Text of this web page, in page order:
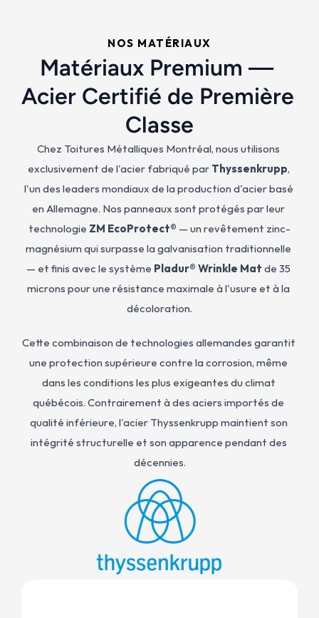
NOS MATÉRIAUX
Matériaux Premium —
Acier Certifié de Première
Classe
Chez Toitures Métalliques Montréal, nous utilisons
exclusivement de l'acier fabriqué par Thyssenkrupp,
l'un des leaders mondiaux de la production d'acier basé
en Allemagne. Nos panneaux sont protégés par leur
technologie ZM EcoProtect® — un revêtement zinc-
magnésium qui surpasse la galvanisation traditionnelle
— et finis avec le système Pladur® Wrinkle Mat de 35
microns pour une résistance maximale à l'usure et à la
décoloration.
Cette combinaison de technologies allemandes garantit
une protection supérieure contre la corrosion, même
dans les conditions les plus exigeantes du climat
québécois. Contrairement à des aciers importés de
qualité inférieure, l'acier Thyssenkrupp maintient son
intégrité structurelle et son apparence pendant des
décennies.